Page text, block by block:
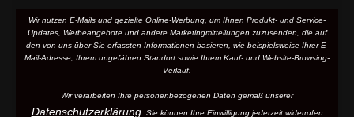
Wir nutzen E-Mails und gezielte Online-Werbung, um Ihnen Produkt- und Service-
Updates, Werbeangebote und andere Marketingmitteilungen zuzusenden, die auf
den von uns über Sie erfassten Informationen basieren, wie beispielsweise Ihrer E-
Mail-Adresse, Ihrem ungefähren Standort sowie Ihrem Kauf- und Website-Browsing-
Verlauf.
Wir verarbeiten Ihre personenbezogenen Daten gemäß unserer
Datenschutzerklärung. Sie können Ihre Einwilligung jederzeit widerrufen